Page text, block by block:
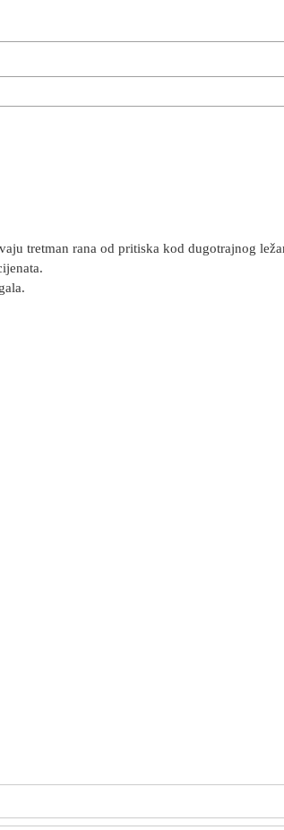
tretman rana od pritiska kod dugotrajnog